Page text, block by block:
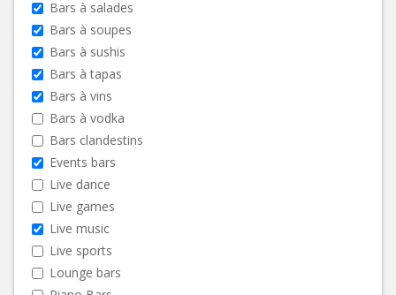
Bars à salades
Bars à soupes
Bars à sushis
Bars à tapas
Bars à vins
Bars à vodka
Bars clandestins
Events bars
Live dance
Live games
Live music
Live sports
Lounge bars